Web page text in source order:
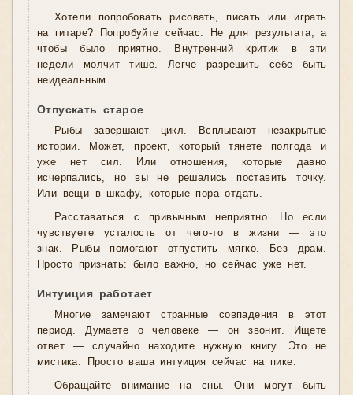
Хотели попробовать рисовать, писать или играть
на гитаре? Попробуйте сейчас. Не для результата, а
чтобы было приятно. Внутренний критик в эти
недели молчит тише. Легче разрешить себе быть
неидеальным.
Отпускать старое
Рыбы завершают цикл. Всплывают незакрытые
истории. Может, проект, который тянете полгода и
уже нет сил. Или отношения, которые давно
исчерпались, но вы не решались поставить точку.
Или вещи в шкафу, которые пора отдать.
Расставаться с привычным неприятно. Но если
чувствуете усталость от чего-то в жизни — это
знак. Рыбы помогают отпустить мягко. Без драм.
Просто признать: было важно, но сейчас уже нет.
Интуиция работает
Многие замечают странные совпадения в этот
период. Думаете о человеке — он звонит. Ищете
ответ — случайно находите нужную книгу. Это не
мистика. Просто ваша интуиция сейчас на пике.
Обращайте внимание на сны. Они могут быть